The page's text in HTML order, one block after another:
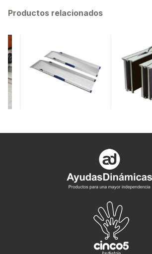
Productos relacionados